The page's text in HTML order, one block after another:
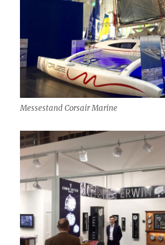
Messestand Corsair Marine